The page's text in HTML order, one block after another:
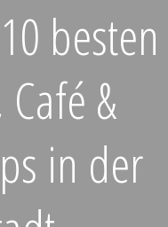
besten
&
in der